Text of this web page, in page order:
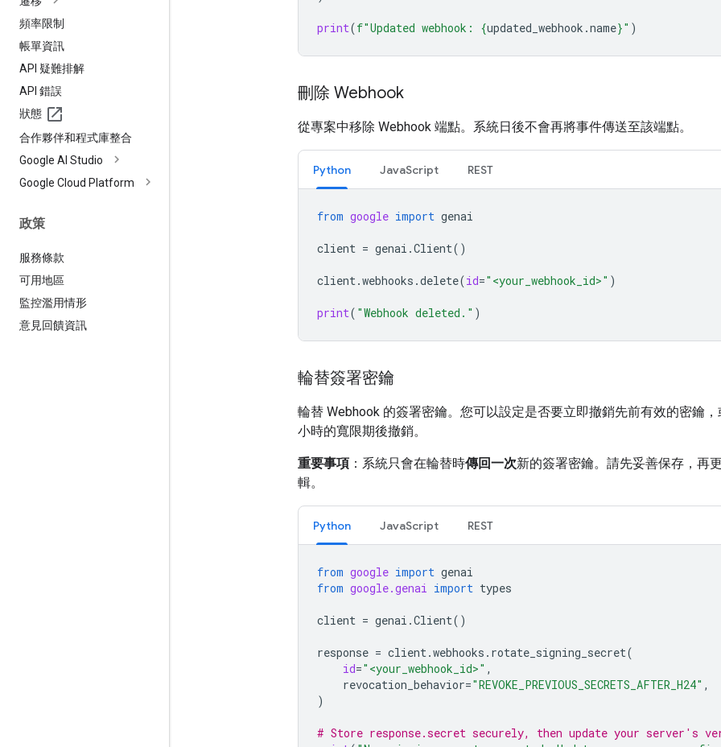
頻率限制
帳單資訊
API 疑難排解
API 錯誤
狀態
合作夥伴和程式庫整合
Google AI Studio
Google Cloud Platform
政策
服務條款
可用地區
監控濫用情形
意見回饋資訊
print(f"Updated webhook: {updated_webhook .name}" )
刪除 Webhook
從專案中移除 Webhook 端點。系統日後不會再將事件傳送至該端點。
Python JavaScript REST
from google import genai
client = genai .Client()
client.webhooks .delete(id="<your_webhook_id>" )
print( "Webhook deleted." )
輪替簽署密鑰
輪替 Webhook 的簽署密鑰。您可以設定是否要立即撤銷先前有效的密鑰
小時的寬限期後撤銷。
重要事項 ：系統只會在輪替時傳回一次新的簽署密鑰。請先妥善保存，再
輯。
Python JavaScript REST
from google import genai
from google.genai import types
client = genai .Client()
response = client.webhooks . rotate_signing_secret(
id="<your_webhook_id>" ,
revocation_behavior="REVOKE_PREVIOUS_SECRETS_AFTER_H24" ,
)
# Store response.secret securely, then update your server's